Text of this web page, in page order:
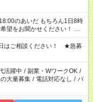
のあいだ もちろん1日8時
望をお聞かせください！ ★
遠慮なくご相談ください。
す
はご相談ください！ ★急募
活躍中 / 副業・WワークOK /
大量募集 / 電話対応なし / パ